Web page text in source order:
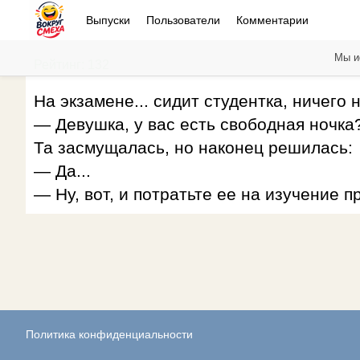
Выпуски Пользователи Комментарии
На экзамене... сидит студентка, ничего
— Девушка, у вас есть свободная
Та засмущалась, но наконец решилась:
— Да...
— Ну, вот, и потратьте ее на изучение
Политика конфиденциальности
Мы